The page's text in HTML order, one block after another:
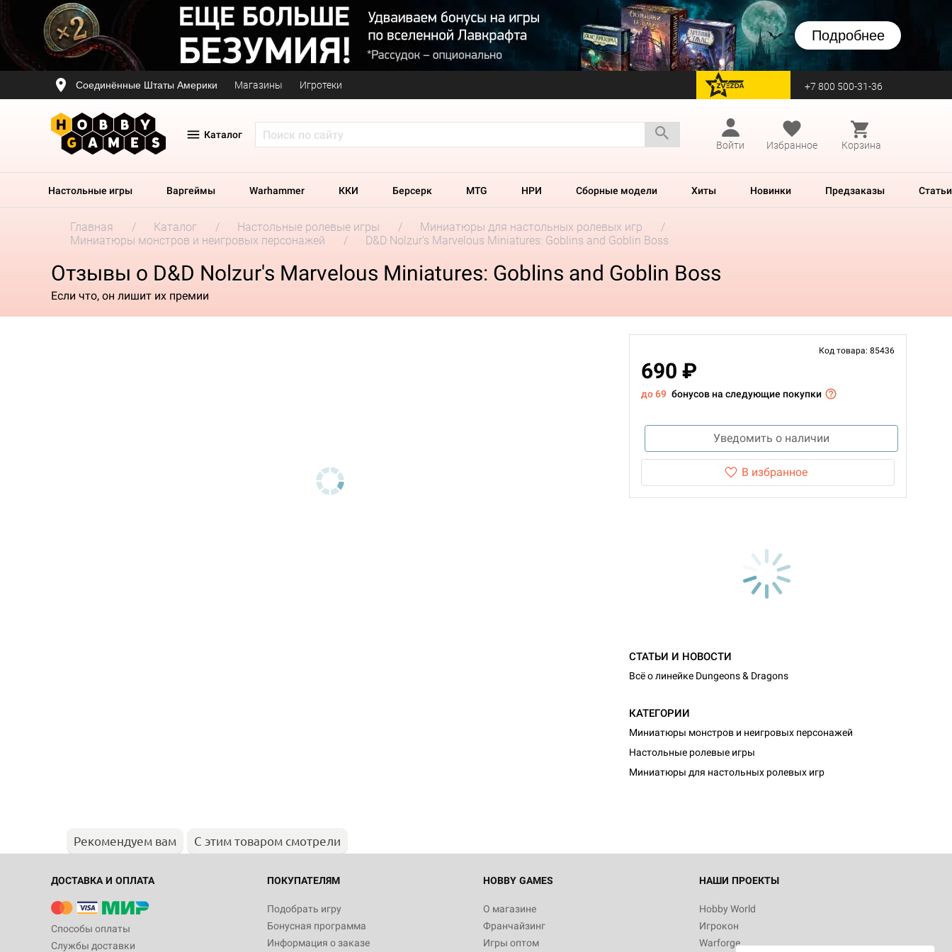
Подробнее
Соединённые Штаты Америки Магазины Игротеки перейти на Zvezda +7 800 500-31-36
Каталог
Войти
Избранное Корзина
Настольные игры Варгеймы Warhammer ККИ Берсерк MTG НРИ Сборные модели Хиты Новинки Предзаказы Статьи
Главная Каталог Настольные ролевые игры
Миниатюры для настольных ролевых игр
Миниатюры монстров и неигровых персонажей
D&D Nolzur's Marvelous Miniatures: Goblins and Goblin Boss
Отзывы о D&D Nolzur's Marvelous Miniatures: Goblins and Goblin Boss
Если что, он лишит их премии
Код товара: 85436
690 ₽
до 69 бонусов на следующие покупки
Уведомить о наличии
В избранное
СТАТЬИ И НОВОСТИ
Всё о линейке Dungeons & Dragons
КАТЕГОРИИ
Миниатюры монстров и неигровых персонажей
Настольные ролевые игры
Миниатюры для настольных ролевых игр
Рекомендуем вам С этим товаром смотрели
ДОСТАВКА И ОПЛАТА
Способы оплаты
Службы доставки
ПОКУПАТЕЛЯМ
Подобрать игру
Бонусная программа
Информация о заказе
HOBBY GAMES
О магазине
Франчайзинг
Игры оптом
НАШИ ПРОЕКТЫ
Hobby World
Игрокон
Warforge